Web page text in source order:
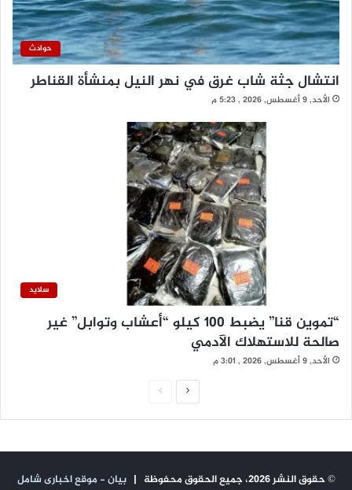
حوادث
انتشال جثة شاب غرق في نهر النيل بمنشأة القناطر
الأحد, 9 أغسطس, 2026 , 5:23 م
سلايد
“تموين قنا” يضبط 100 كيلو “أعشاب وتوابل” غير
صالحة للاستهلاك الآدمي
الأحد, 9 أغسطس, 2026 , 3:01 م
ح
ح
© حقوق النشر 2026، جميع الحقوق محفوظة | بيان - موقع اخبارى شامل